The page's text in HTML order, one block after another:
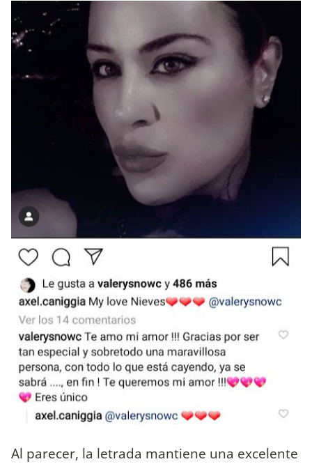
Al parecer, la letrada mantiene una excelente